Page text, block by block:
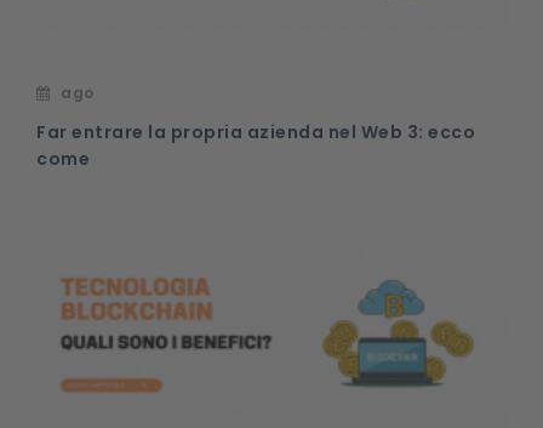
ago
Far entrare la propria azienda nel Web 3: ecco
come